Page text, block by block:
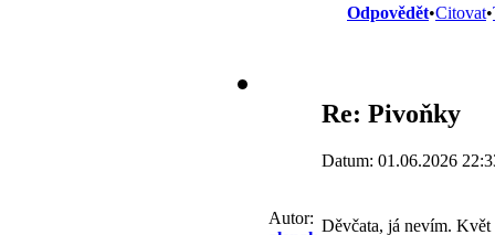
Odpovědět•Citovat•
Autor:
Re: Pivoňky
Datum: 01.06.2026
Děvčata, já nevím. Květ